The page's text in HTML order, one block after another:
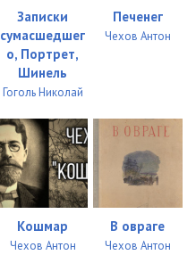
12:55
17:06
11:26
06:05
Записки
сумасшедшег
о, Портрет,
Шинель
Гоголь Николай
Печенег
Чехов Антон
Кошмар
Чехов Антон
В овраге
Чехов Антон